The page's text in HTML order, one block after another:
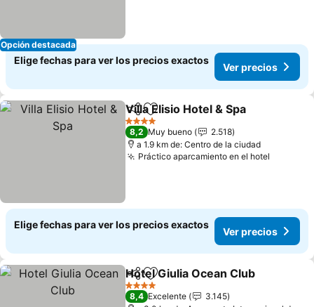
Opción destacada
Elige fechas para ver los precios exactos
Ver precios
CompartirAgregar a favoritos
Villa Elisio Hotel & Spa
4 Estrellas
8,2 Muy bueno
2.518
a 1.9 km de: Centro de la ciudad
Práctico aparcamiento en el hotel
Elige fechas para ver los precios exactos
Ver precios
CompartirAgregar a favoritos
Hotel Giulia Ocean Club
4 Estrellas
8,4 Excelente
3.145